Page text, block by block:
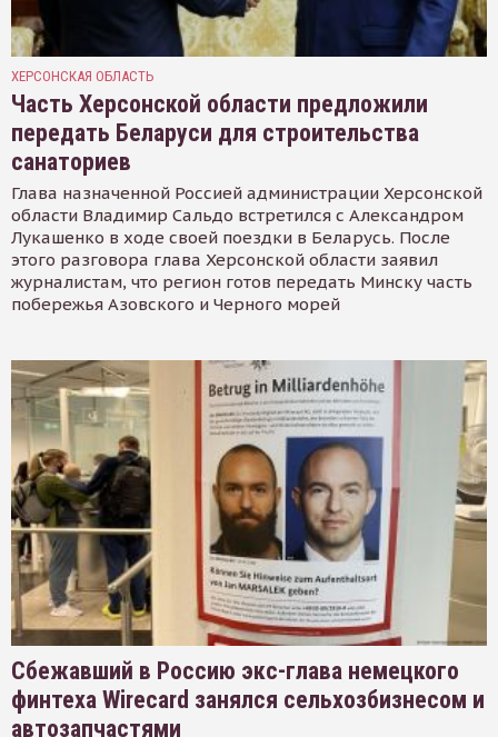
ХЕРСОНСКАЯ ОБЛАСТЬ
Часть Херсонской области предложили
передать Беларуси для строительства
санаториев
Глава назначенной Россией администрации Херсонской
области Владимир Сальдо встретился с Александром
Лукашенко в ходе своей поездки в Беларусь. После
этого разговора глава Херсонской области заявил
журналистам, что регион готов передать Минску часть
побережья Азовского и Черного морей
Сбежавший в Россию экс-глава немецкого
финтеха Wirecard занялся сельхозбизнесом и
автозапчастями